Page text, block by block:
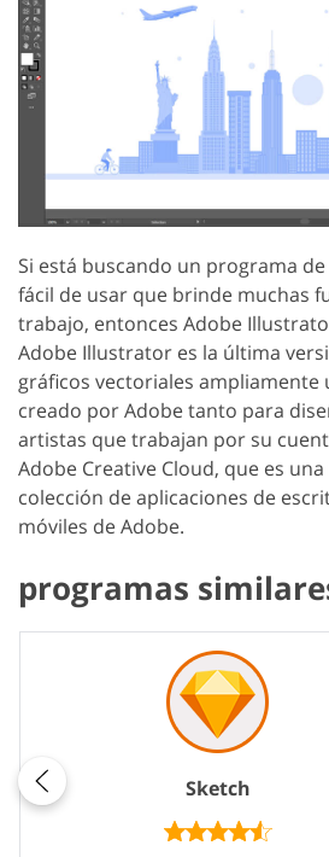
Si está buscando un programa
fácil de usar que brinde muchas
trabajo, entonces Adobe
Adobe Illustrator es la última
gráficos vectoriales ampliamente
creado por Adobe tanto para
artistas que trabajan por su
Adobe Creative Cloud, que es
colección de aplicaciones de
móviles de Adobe.
programas
Sketch